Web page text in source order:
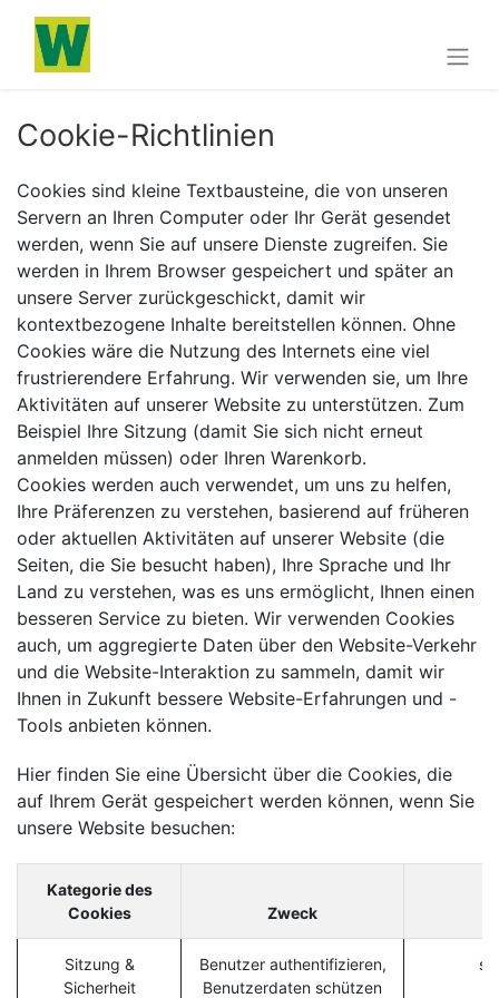
Cookie-Richtlinien
Cookies sind kleine Textbausteine, die von unseren
Servern an Ihren Computer oder Ihr Gerät gesendet
werden, wenn Sie auf unsere Dienste zugreifen. Sie
werden in Ihrem Browser gespeichert und später an
unsere Server zurückgeschickt, damit wir
kontextbezogene Inhalte bereitstellen können. Ohne
Cookies wäre die Nutzung des Internets eine viel
frustrierendere Erfahrung. Wir verwenden sie, um Ihre
Aktivitäten auf unserer Website zu unterstützen. Zum
Beispiel Ihre Sitzung (damit Sie sich nicht erneut
anmelden müssen) oder Ihren Warenkorb.
Cookies werden auch verwendet, um uns zu helfen,
Ihre Präferenzen zu verstehen, basierend auf früheren
oder aktuellen Aktivitäten auf unserer Website (die
Seiten, die Sie besucht haben), Ihre Sprache und Ihr
Land zu verstehen, was es uns ermöglicht, Ihnen einen
besseren Service zu bieten. Wir verwenden Cookies
auch, um aggregierte Daten über den Website-Verkehr
und die Website-Interaktion zu sammeln, damit wir
Ihnen in Zukunft bessere Website-Erfahrungen und -
Tools anbieten können.
Hier finden Sie eine Übersicht über die Cookies, die
auf Ihrem Gerät gespeichert werden können, wenn Sie
unsere Website besuchen:
Kategorie des
Cookies
Zweck
Sitzung &
Sicherheit
Benutzer authentifizieren,
Benutzerdaten schützen